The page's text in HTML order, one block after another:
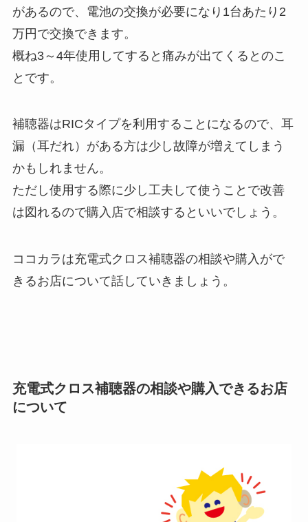
があるので、電池の交換が必要になり1台あたり2
万円で交換できます。
概ね3～4年使用してすると痛みが出てくるとのこ
とです。
補聴器はRICタイプを利用することになるので、耳
漏（耳だれ）がある方は少し故障が増えてしまう
かもしれません。
ただし使用する際に少し工夫して使うことで改善
は図れるので購入店で相談するといいでしょう。
ココカラは充電式クロス補聴器の相談や購入がで
きるお店について話していきましょう。
充電式クロス補聴器の相談や購入できるお店
について